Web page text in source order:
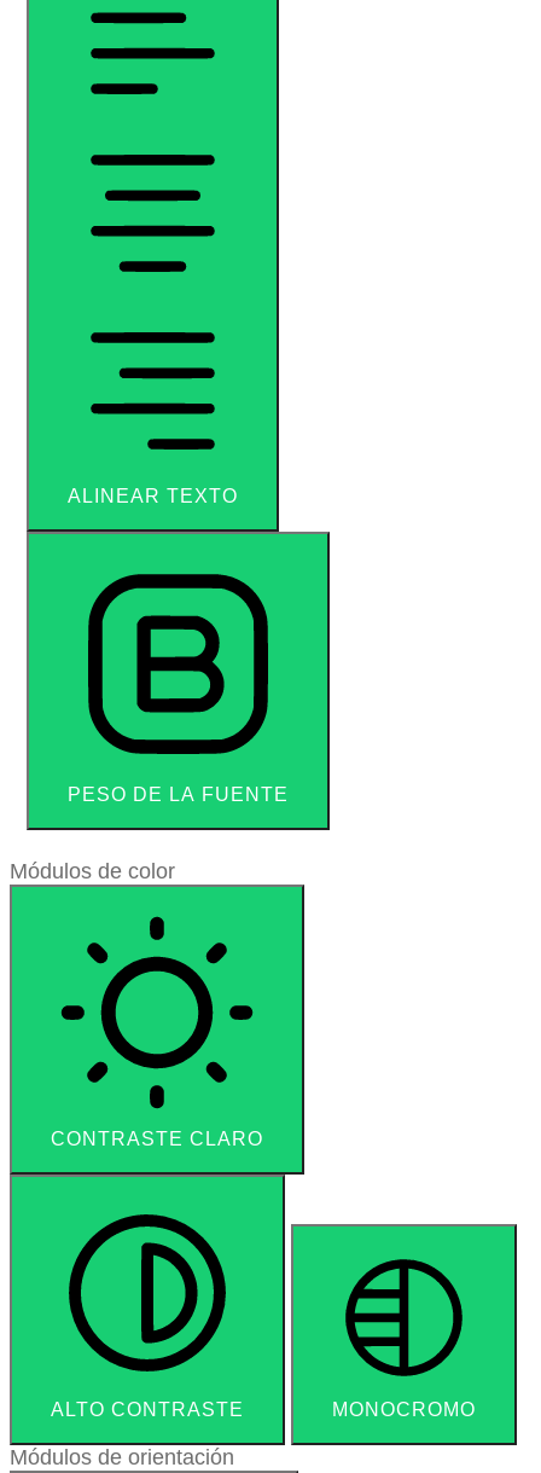
ALINEAR TEXTO
PESO DE LA FUENTE
Módulos de color
CONTRASTE CLARO
ALTO CONTRASTE MONOCROMO
Módulos de orientación